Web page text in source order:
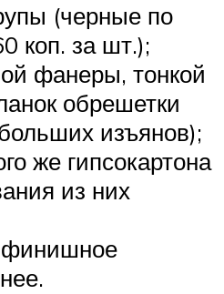
(черные по
коп. за шт.);
фанеры, тонкой
обрешетки
изъянов);
же гипсокартона
из них
финишное